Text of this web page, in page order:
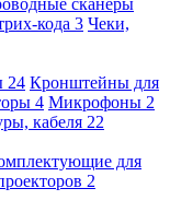
кода 3 Чеки,
24 Кронштейны для
4 Микрофоны 2
кабеля 22
для
2